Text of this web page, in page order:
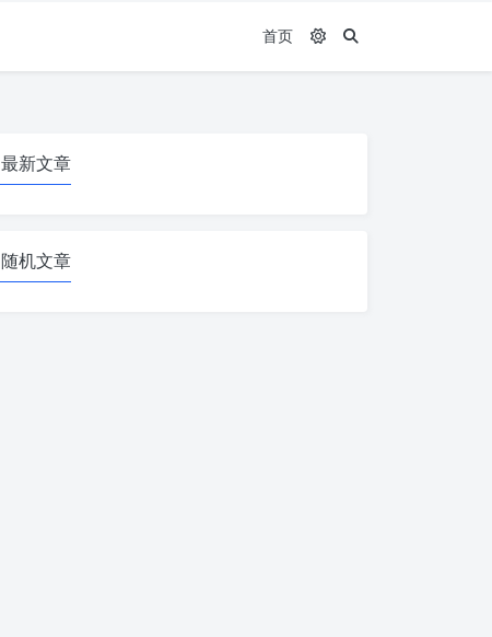
首页
最新文章
随机文章